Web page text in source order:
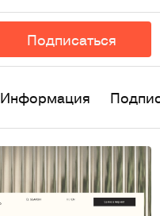
Подписаться
Информация